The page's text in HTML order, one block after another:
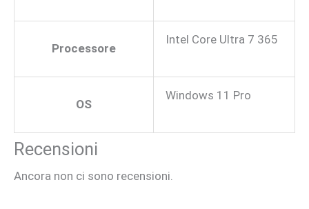
Processore
Intel Core Ultra 7 365
OS
Windows 11 Pro
Recensioni
Ancora non ci sono recensioni.